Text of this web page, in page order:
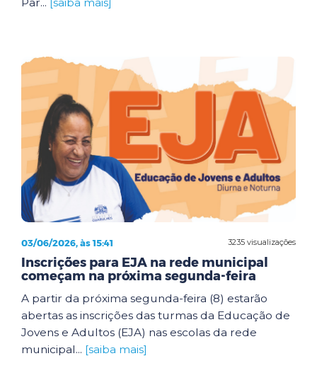
3235 visualizações
03/06/2026, às 15:41
Inscrições para EJA na rede municipal
começam na próxima segunda-feira
A partir da próxima segunda-feira (8) estarão
abertas as inscrições das turmas da Educação de
Jovens e Adultos (EJA) nas escolas da rede
municipal... [saiba mais]